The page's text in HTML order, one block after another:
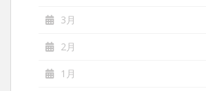
3月
2月
1月